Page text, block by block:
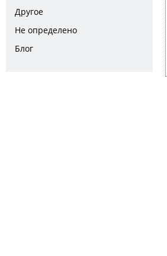
Другое
Не определено
Блог